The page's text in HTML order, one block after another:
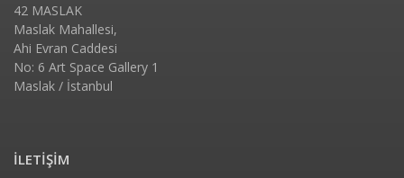
42 MASLAK
Maslak Mahallesi,
Ahi Evran Caddesi
No: 6 Art Space Gallery 1
Maslak / İstanbul
İLETİŞİM